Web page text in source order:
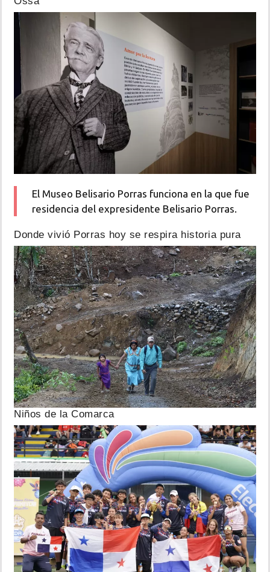
El Museo Belisario Porras funciona en la que fue
residencia del expresidente Belisario Porras.
Donde vivió Porras hoy se respira historia pura
Niños de la Comarca